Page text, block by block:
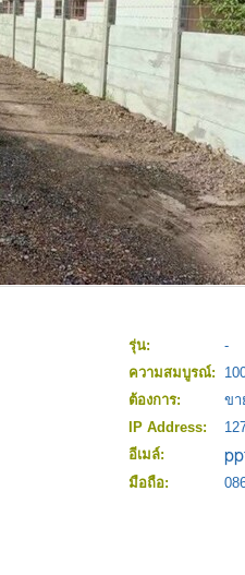
รุ่น:
-
ความสมบูรณ์:
ต้องการ:
ขา
IP Address:
อีเมล์:
มือถือ: